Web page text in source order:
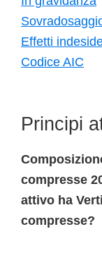
Effetti
Codice AIC
Principi
compresse
attivo ha
compresse?